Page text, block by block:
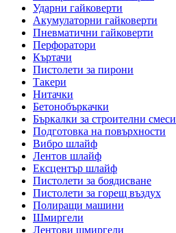
Ударни гайковерти
Акумулаторни гайковерти
Пневматични гайковерти
Перфоратори
Къртачи
Пистолети за пирони
Такери
Нитачки
Бетонобъркачки
Бъркалки за строителни смеси
Подготовка на повърхности
Вибро шлайф
Лентов шлайф
Ексцентър шлайф
Пистолети за боядисване
Пистолети за горещ въздух
Полиращи машини
Шмиргели
Лентови шмиргели